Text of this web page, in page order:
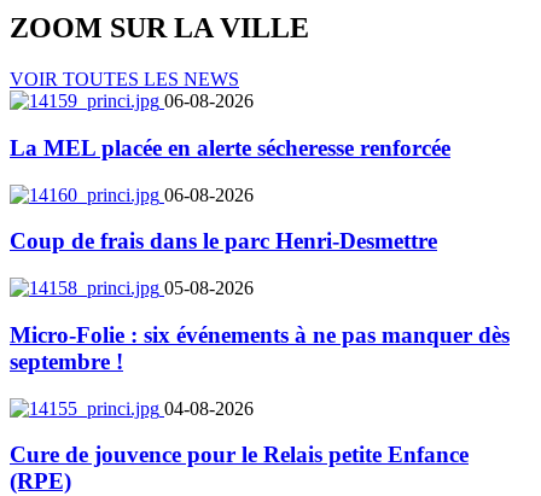
ZOOM SUR LAVILLE
VOIR TOUTES LES NEWS
06-08-2026
La MEL placée en alerte sécheresse renforcée
06-08-2026
Coup de frais dans le parc Henri-Desmettre
05-08-2026
Micro-Folie : six événements à ne pas manquer dès
septembre !
04-08-2026
Cure de jouvence pour le Relais petite Enfance
(RPE)